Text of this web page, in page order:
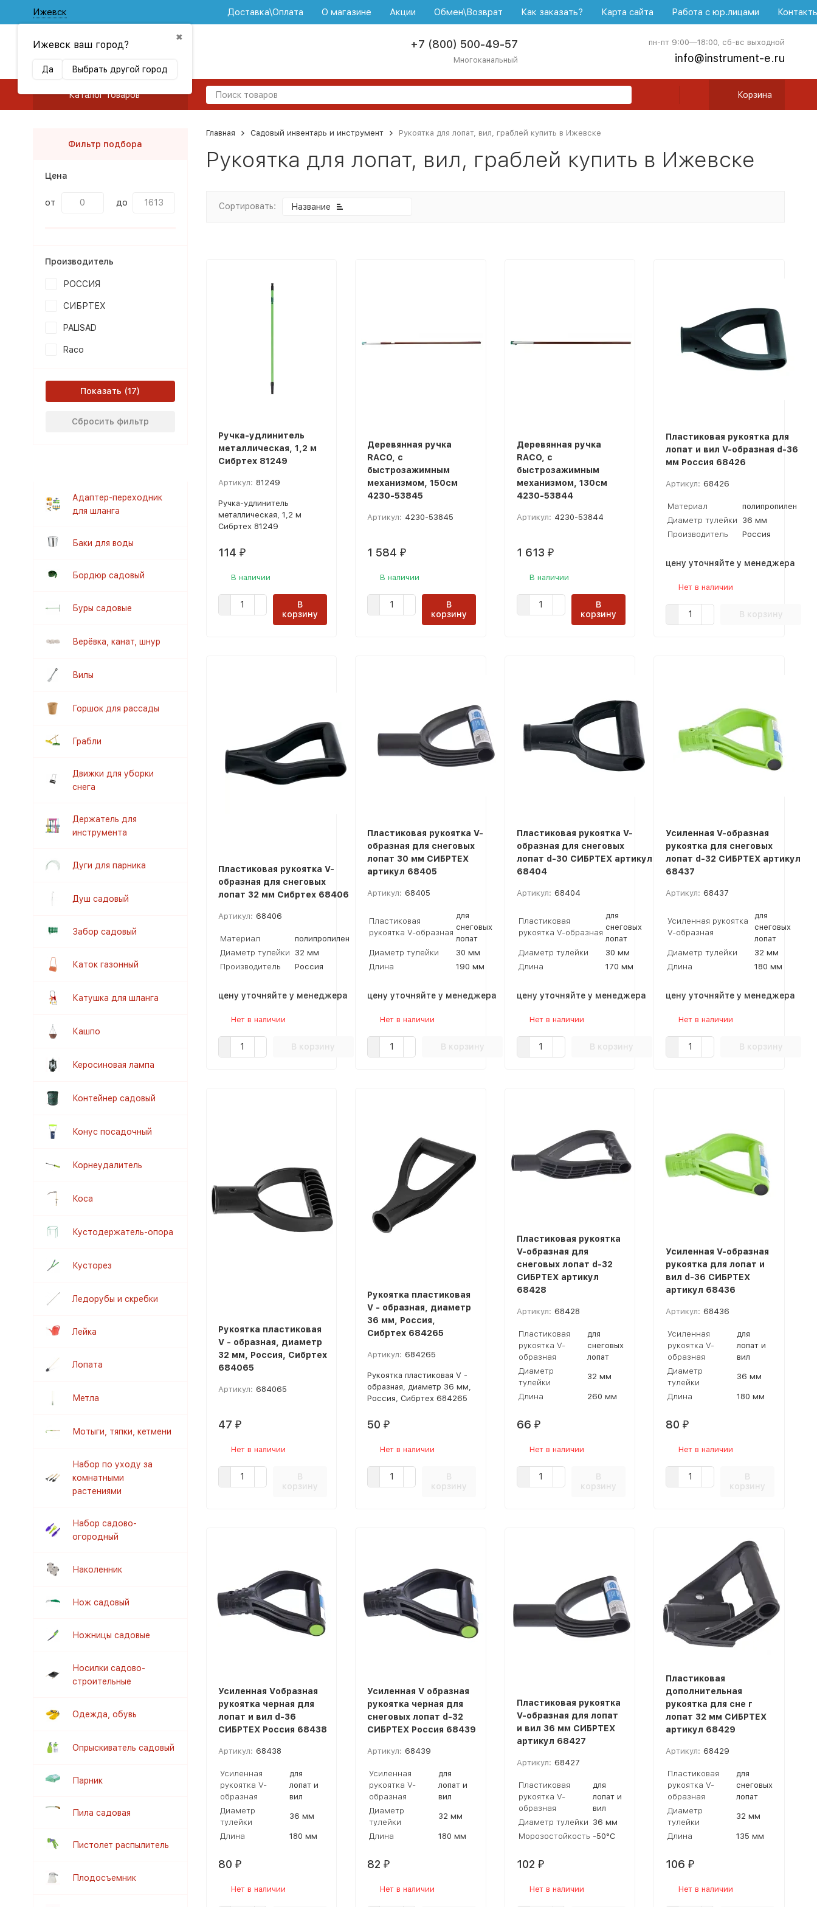
Ижевск
✖
Ижевск ваш город?
Да Выбрать другой город
Доставка\Оплата О магазине Акции Обмен\Возврат Как заказать? Карта сайта Работа с юр.лицами
+7 (800) 500-49-57
Многоканальный
пн-пт 9:00—18:00, сб-вс выходной
info@instrument-e.ru
Каталог товаров Корзина
Главная Садовый инвентарь и инструмент Рукоятка для лопат, вил, граблей купить в Ижевске
Рукоятка для лопат, вил, граблей купить в Ижевске
Сортировать: Название
Ручка-удлинитель
металлическая, 1,2 м
Сибртех 81249
Артикул: 81249
Ручка-удлинитель
металлическая, 1,2 м
Сибртех 81249
114 ₽
В наличии
В
корзину
Деревянная ручка
RACO, с
быстрозажимным
механизмом, 150cм
4230-53845
Артикул: 4230-53845
1 584 ₽
В наличии
В
корзину
Деревянная ручка
RACO, с
быстрозажимным
механизмом, 130cм
4230-53844
Артикул: 4230-53844
1 613 ₽
В наличии
В
корзину
Пластиковая рукоятка для
лопат и вил V-образная d-36
мм Россия 68426
Артикул: 68426
Материал
полипропилен
Диаметр тулейки
36 мм
Производитель
Россия
цену уточняйте у менеджера
Нет в наличии
В корзину
Пластиковая рукоятка V-
образная для снеговых
лопат 32 мм Сибртех 68406
Артикул: 68406
Материал
полипропилен
Диаметр тулейки
32 мм
Производитель
Россия
цену уточняйте у менеджера
Нет в наличии
В корзину
Пластиковая рукоятка V-
образная для снеговых
лопат 30 мм СИБРТЕХ
артикул 68405
Артикул: 68405
Пластиковая
рукоятка V-образная
для
снеговых
лопат
Диаметр тулейки
30 мм
Длина
190 мм
цену уточняйте у менеджера
Нет в наличии
В корзину
Пластиковая рукоятка V-
образная для снеговых
лопат d-30 СИБРТЕХ артикул
68404
Артикул: 68404
Пластиковая
рукоятка V-образная
для
снеговых
лопат
Диаметр тулейки
30 мм
Длина
170 мм
цену уточняйте у менеджера
Нет в наличии
В корзину
Усиленная V-образная
рукоятка для снеговых
лопат d-32 СИБРТЕХ артикул
68437
Артикул: 68437
Усиленная рукоятка
V-образная
для
снеговых
лопат
Диаметр тулейки
32 мм
Длина
180 мм
цену уточняйте у менеджера
Нет в наличии
В корзину
Рукоятка пластиковая
V - образная, диаметр
32 мм, Россия, Сибртех
684065
Артикул: 684065
47 ₽
Нет в наличии
В
корзину
Рукоятка пластиковая
V - образная, диаметр
36 мм, Россия,
Сибртех 684265
Артикул: 684265
Рукоятка пластиковая V -
образная, диаметр 36 мм,
Россия, Сибртех 684265
50 ₽
Нет в наличии
В
корзину
Пластиковая рукоятка
V-образная для
снеговых лопат d-32
СИБРТЕХ артикул
68428
Артикул: 68428
Пластиковая
рукоятка V-
образная
для
снеговых
лопат
Диаметр
тулейки
32 мм
Длина 260 мм
66 ₽
Нет в наличии
В
корзину
Усиленная V-образная
рукоятка для лопат и
вил d-36 СИБРТЕХ
артикул 68436
Артикул: 68436
Усиленная
рукоятка V-
образная
для
лопат и
вил
Диаметр
тулейки
36 мм
Длина 180 мм
80 ₽
Нет в наличии
В
корзину
Усиленная Vобразная
рукоятка черная для
лопат и вил d-36
СИБРТЕХ Россия 68438
Артикул: 68438
Усиленная
рукоятка V-
образная
для
лопат и
вил
Диаметр
тулейки
36 мм
Длина 180 мм
80 ₽
Нет в наличии
Усиленная V образная
рукоятка черная для
снеговых лопат d-32
СИБРТЕХ Россия 68439
Артикул: 68439
Усиленная
рукоятка V-
образная
для
лопат и
вил
Диаметр
тулейки
32 мм
Длина 180 мм
82 ₽
Нет в наличии
Пластиковая рукоятка
V-образная для лопат
и вил 36 мм СИБРТЕХ
артикул 68427
Артикул: 68427
Пластиковая
рукоятка V-
образная
для
лопат и
вил
Диаметр тулейки 36 мм
Морозостойкость -50°С
102 ₽
Нет в наличии
Пластиковая
дополнительная
рукоятка для сне г
лопат 32 мм СИБРТЕХ
артикул 68429
Артикул: 68429
Пластиковая
рукоятка V-
образная
для
снеговых
лопат
Диаметр
тулейки
32 мм
Длина 135 мм
106 ₽
Нет в наличии
Фильтр подбора
Цена
от до
Производитель
РОССИЯ
СИБРТЕХ
PALISAD
Raco
Показать
Сбросить фильтр
Адаптер-переходник
для шланга
Баки для воды
Бордюр садовый
Буры садовые
Верёвка, канат, шнур
Вилы
Горшок для рассады
Грабли
Движки для уборки
снега
Держатель для
инструмента
Дуги для парника
Душ садовый
Забор садовый
Каток газонный
Катушка для шланга
Кашпо
Керосиновая лампа
Контейнер садовый
Конус посадочный
Корнеудалитель
Коса
Кустодержатель-опора
Кусторез
Ледорубы и скребки
Лейка
Лопата
Метла
Мотыги, тяпки, кетмени
Набор по уходу за
комнатными
растениями
Набор садово-
огородный
Наколенник
Нож садовый
Ножницы садовые
Носилки садово-
строительные
Одежда, обувь
Опрыскиватель садовый
Парник
Пила садовая
Пистолет распылитель
Плодосъемник